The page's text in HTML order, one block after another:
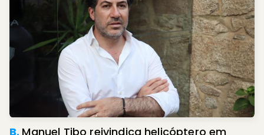
B. Manuel Tibo reivindica helicóptero em